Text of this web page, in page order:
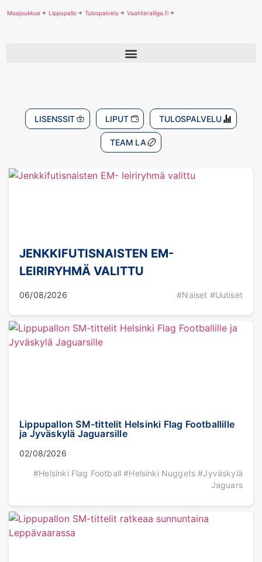
Maajoukkue Lippupallo Tulospalvelu Vaahteraliiga.fi
LISENSSIT LIPUT TULOSPALVELU
TEAM LA
JENKKIFUTISNAISTEN EM-
LEIRIRYHMÄ VALITTU
06/08/2026 #Naiset #Uutiset
Lippupallon SM-tittelit Helsinki Flag Footballille
ja Jyväskylä Jaguarsille
02/08/2026
#Helsinki Flag Football #Helsinki Nuggets #Jyväskylä
Jaguars